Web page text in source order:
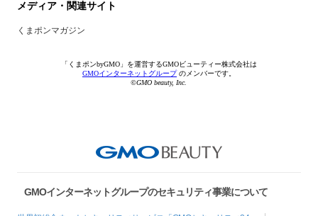
メディア・関連サイト
くまポンマガジン
「くまポンbyGMO」を運営するGMOビューティー株式会社は
GMOインターネットグループのメンバーです。
©GMO beauty, Inc.
GMOインターネットグループのセキュリティ事業について